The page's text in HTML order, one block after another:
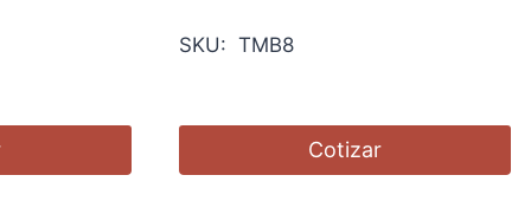
SKU: TMB8
Cotizar